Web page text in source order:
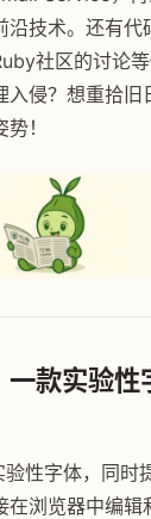
技术。还有代
社区的讨论
侵？想重拾旧
！
款实验性
性字体，同时
在浏览器中编辑